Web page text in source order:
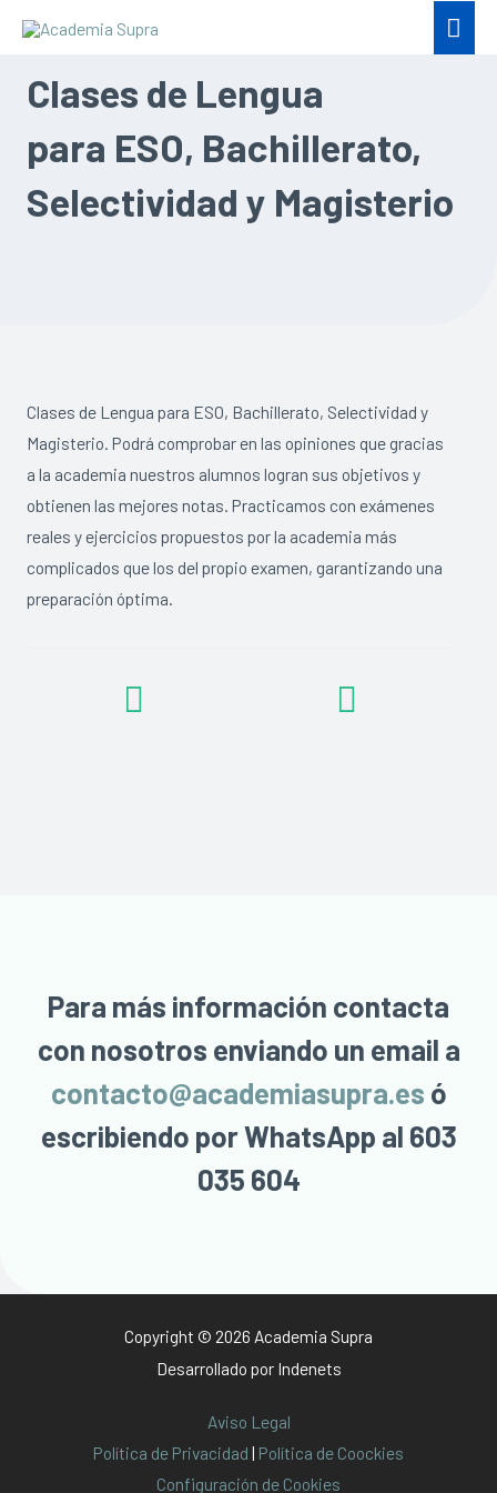
Clases de Lengua
para ESO, Bachillerato,
Selectividad y Magisterio
Clases de Lengua para ESO, Bachillerato, Selectividad y
Magisterio. Podrá comprobar en las opiniones que gracias
a la academia nuestros alumnos logran sus objetivos y
obtienen las mejores notas. Practicamos con exámenes
reales y ejercicios propuestos por la academia más
complicados que los del propio examen, garantizando una
preparación óptima.
Para más información contacta
con nosotros enviando un email a
contacto@academiasupra.es ó
escribiendo por WhatsApp al 603
035 604
Copyright © 2026 Academia Supra
Desarrollado por Indenets
Aviso Legal
Política de Privacidad | Política de Coockies
Configuración de Cookies